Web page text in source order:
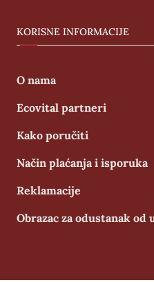
KORISNE INFORMACIJE
O nama
Ecovital partneri
Kako poručiti
Način plaćanja i isporuka
Reklamacije
Obrazac za odustanak od